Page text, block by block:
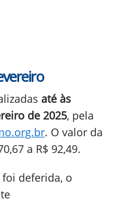
até às
de 2025, pela
. O valor da
a R$ 92,49.
deferida, o